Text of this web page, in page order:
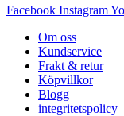
Facebook Instagram
Om oss
Kundservice
Frakt & retur
Köpvillkor
Blogg
integritetspolicy